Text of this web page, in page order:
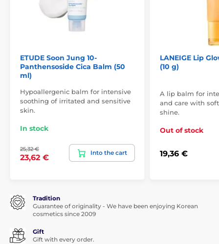
ETUDE Soon Jung 10-
Panthensoside Cica Balm (50
ml)
Hypoallergenic balm for intensive
soothing of irritated and sensitive
skin.
In stock
25,32 €
23,62 €
Into the cart
LANEIGE Lip
(10 g)
A lip balm for
and care with
shine.
Out of stock
19,36 €
Tradition
Guarantee of originality - We have been enjoying Korean
cosmetics since 2009
Gift
Gift with every order.